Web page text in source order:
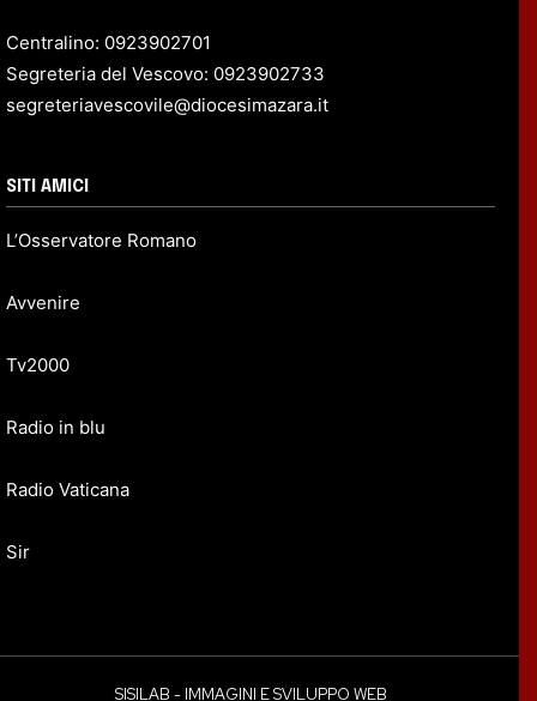
Centralino: 0923902701
Segreteria del Vescovo: 0923902733
segreteriavescovile@diocesimazara.it
SITI AMICI
L’Osservatore Romano
Avvenire
Tv2000
Radio in blu
Radio Vaticana
Sir
SISILAB - IMMAGINI E SVILUPPO WEB